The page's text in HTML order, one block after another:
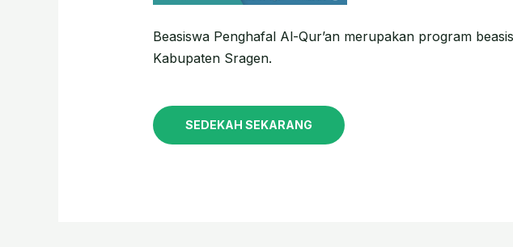
Beasiswa Penghafal Al-Qur’an merupakan program
Kabupaten Sragen.
SEDEKAH SEKARANG